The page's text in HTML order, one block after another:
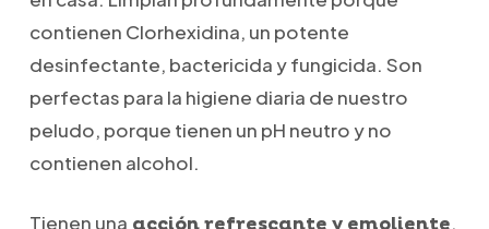
contienen Clorhexidina, un potente
desinfectante, bactericida y fungicida. Son
perfectas para la higiene diaria de nuestro
peludo, porque tienen un pH neutro y no
contienen alcohol.
Tienen una acción refrescante y emoliente,